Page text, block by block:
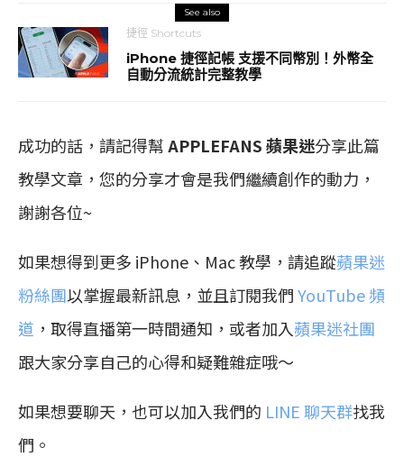
See also
捷徑 Shortcuts
iPhone 捷徑記帳 支援不同幣別！外幣全
自動分流統計完整教學
成功的話，請記得幫APPLEFANS 蘋果迷分享此篇
教學文章，您的分享才會是我們繼續創作的動力，
謝謝各位~
如果想得到更多 iPhone、Mac 教學，請追蹤蘋果迷
粉絲團以掌握最新訊息，並且訂閱我們YouTube 頻
道 ，取得直播第一時間通知，或者加入蘋果迷社團
跟大家分享自己的心得和疑難雜症哦～
如果想要聊天，也可以加入我們的 LINE 聊天群找我
們。